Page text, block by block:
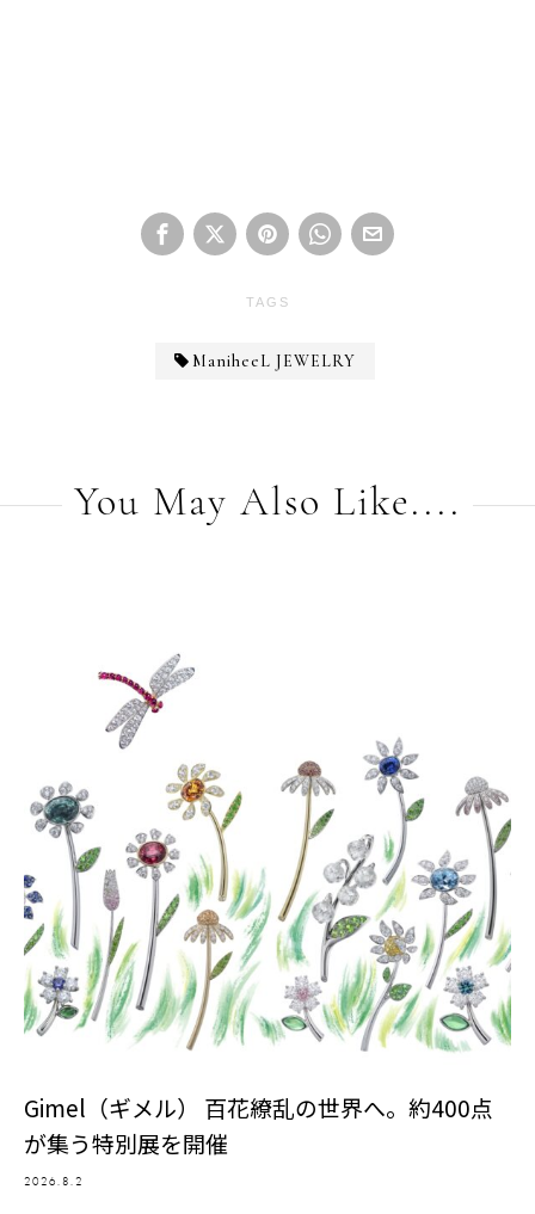
TAGS
ManiheeL JEWELRY
You May Also Like....
Gimel（ギメル） 百花繚乱の世界へ。約400点
が集う特別展を開催
2026.8.2